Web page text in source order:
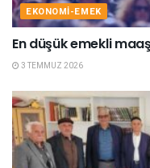
EKONOMI-EMEK
En düşük emekli
3 TEMMUZ 2026